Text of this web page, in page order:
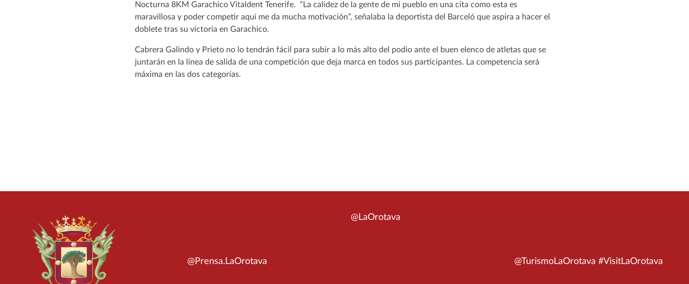
Nocturna 8KM Garachico Vitaldent Tenerife. “La calidez de la gente de mi pueblo en una cita como esta es
maravillosa y poder competir aquí me da mucha motivación”, señalaba la deportista del Barceló que aspira a hacer el
doblete tras su victoria en Garachico.
Cabrera Galindo y Prieto no lo tendrán fácil para subir a lo más alto del podio ante el buen elenco de atletas que se
juntarán en la línea de salida de una competición que deja marca en todos sus participantes. La competencia será
máxima en las dos categorías.
@Prensa.LaOrotava
@LaOrotava
@TurismoLaOrotava #VisitLaOrotava